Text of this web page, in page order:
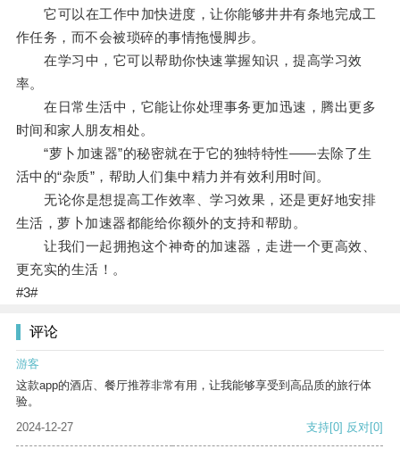
它可以在工作中加快进度，让你能够井井有条地完成工
作任务，而不会被琐碎的事情拖慢脚步。
在学习中，它可以帮助你快速掌握知识，提高学习效
率。
在日常生活中，它能让你处理事务更加迅速，腾出更多
时间和家人朋友相处。
“萝卜加速器”的秘密就在于它的独特特性——去除了生
活中的“杂质”，帮助人们集中精力并有效利用时间。
无论你是想提高工作效率、学习效果，还是更好地安排
生活，萝卜加速器都能给你额外的支持和帮助。
让我们一起拥抱这个神奇的加速器，走进一个更高效、
更充实的生活！。
#3#
评论
游客
这款app的酒店、餐厅推荐非常有用，让我能够享受到高品质的旅行体
验。
2024-12-27
支持[0] 反对[0]